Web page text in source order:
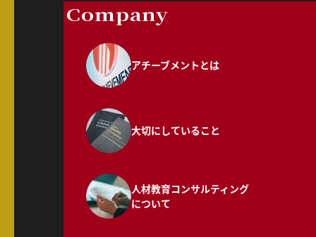
Company
アチーブメントとは
大切にしていること
人材教育コンサルティング
について